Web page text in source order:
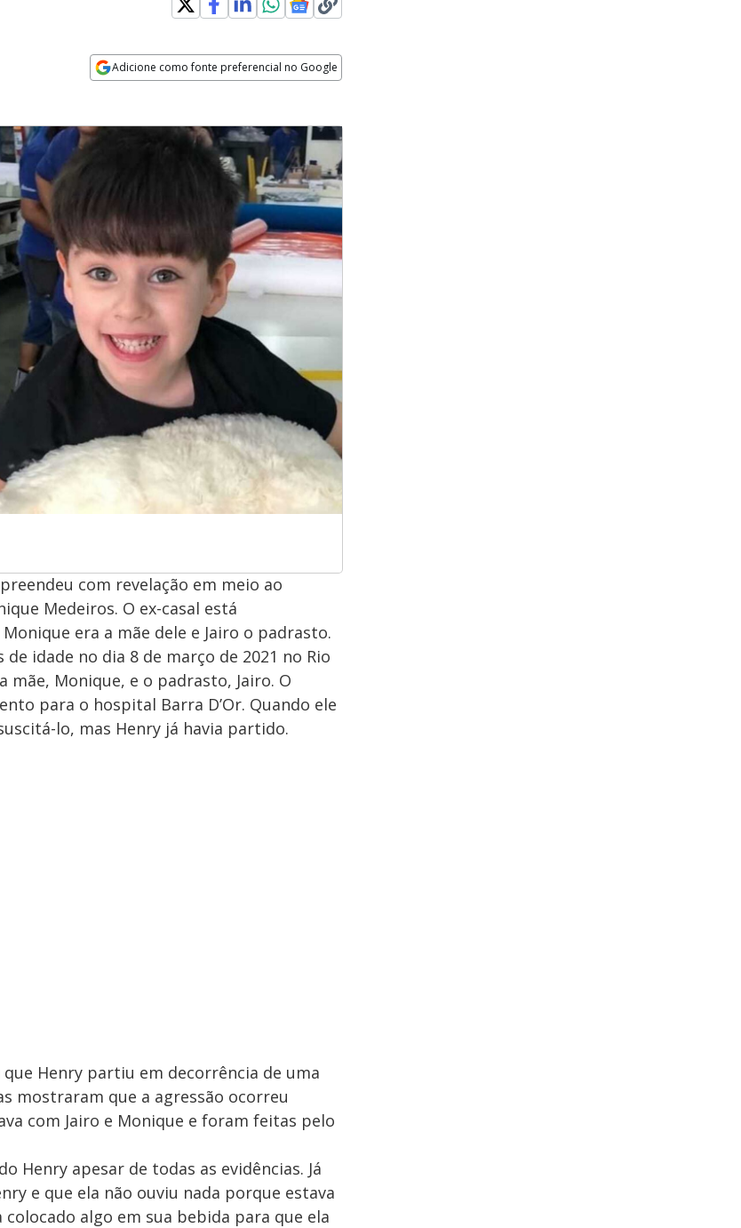
Adicione como fonte preferencial no Google
com revelação em meio ao
Medeiros. O ex-casal está
era a mãe dele e Jairo o padrasto.
idade no dia 8 de março de 2021 no Rio
mãe, Monique, e o padrasto, Jairo. O
para o hospital Barra D’Or. Quando ele
lo, mas Henry já havia partido.
Henry partiu em decorrência de uma
mostraram que a agressão ocorreu
com Jairo e Monique e foram feitas pelo
Henry apesar de todas as evidências. Já
e que ela não ouviu nada porque estava
algo em sua bebida para que ela